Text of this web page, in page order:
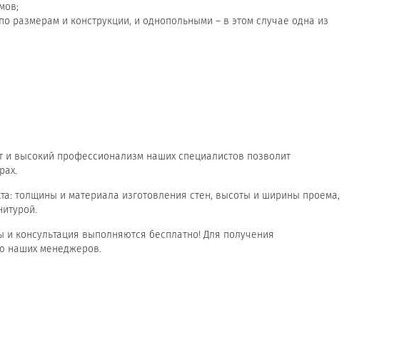
размерам и конструкции, и однопольными – в этом случае одна из
высокий профессионализм наших специалистов позволит
толщины и материала изготовления стен, высоты и ширины проема,
и консультация выполняются бесплатно! Для получения
наших менеджеров.